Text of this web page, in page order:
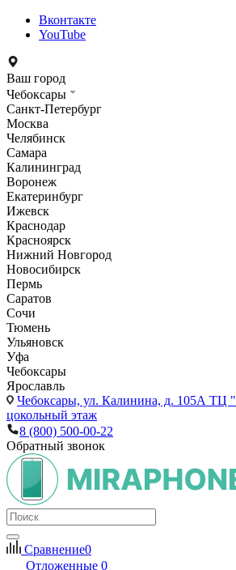
Вконтакте
YouTube
Ваш город
Чебоксары
Санкт-Петербург
Москва
Челябинск
Самара
Калининград
Воронеж
Екатеринбург
Ижевск
Краснодар
Красноярск
Нижний Новгород
Новосибирск
Пермь
Саратов
Сочи
Тюмень
Ульяновск
Уфа
Чебоксары
Ярославль
Чебоксары, ул. Калинина, д. 105А
цокольный этаж
8 (800) 500-00-22
Обратный звонок
Сравнение0
Отложенные 0